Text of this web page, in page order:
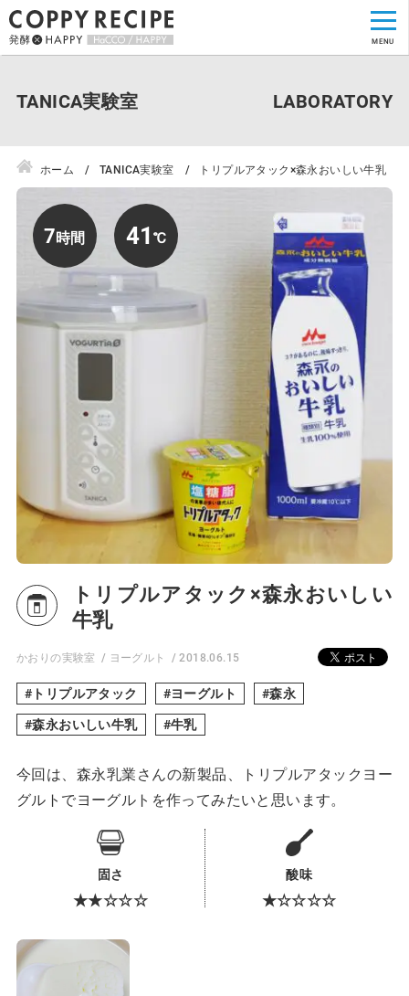
TANICA実験室
ホーム TANICA実験室 トリプルアタック×森永おいしい牛乳
7 41
トリプルアタック×森永おいしい
牛乳
かおりの実験室 ヨーグルト 2018.06.15
トリプルアタック ヨーグルト
森永
森永おいしい牛乳
牛乳
今回は、森永乳業さんの新製品、トリプルアタックヨー
グルトでヨーグルトを作ってみたいと思います。
固さ
★★☆☆☆
酸味
★☆☆☆☆